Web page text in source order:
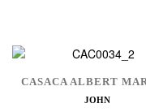
CASACA ALBERT
JOHN